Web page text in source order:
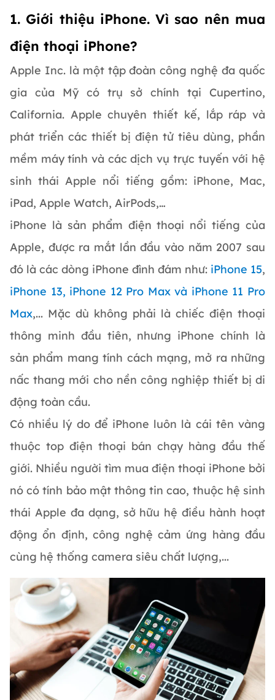
1. Giới thiệu iPhone. Vì sao nên mua
điện thoại iPhone?
Apple Inc. là một tập đoàn công nghệ đa quốc
gia của Mỹ có trụ sở chính tại Cupertino,
California. Apple chuyên thiết kế, lắp ráp và
phát triển các thiết bị điện tử tiêu dùng, phần
mềm máy tính và các dịch vụ trực tuyến với hệ
sinh thái Apple nổi tiếng gồm: iPhone, Mac,
iPad, Apple Watch, AirPods,…
iPhone là sản phẩm điện thoại nổi tiếng của
Apple, được ra mắt lần đầu vào năm 2007 sau
đó là các dòng iPhone đình đám như: iPhone 15,
iPhone 13, iPhone 12 Pro Max và iPhone 11 Pro
Max,... Mặc dù không phải là chiếc điện thoại
thông minh đầu tiên, nhưng iPhone chính là
sản phẩm mang tính cách mạng, mở ra những
nấc thang mới cho nền công nghiệp thiết bị di
động toàn cầu.
Có nhiều lý do để iPhone luôn là cái tên vàng
thuộc top điện thoại bán chạy hàng đầu thế
giới. Nhiều người tìm mua điện thoại iPhone bởi
nó có tính bảo mật thông tin cao, thuộc hệ sinh
thái Apple đa dạng, sở hữu hệ điều hành hoạt
động ổn định, công nghệ cảm ứng hàng đầu
cùng hệ thống camera siêu chất lượng,...